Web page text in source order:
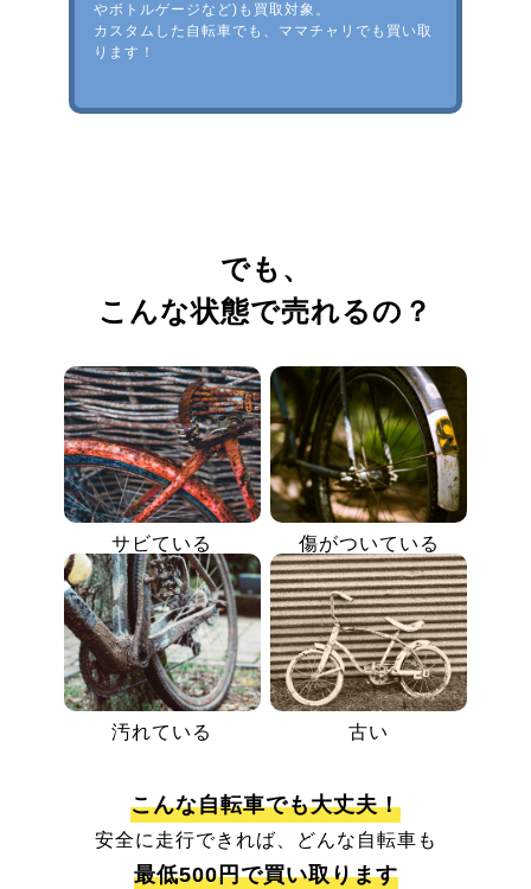
やボトルゲージなど)も買取対象。
カスタムした自転車でも、ママチャリでも買い取
ります！
でも、
こんな状態で売れるの？
サビている 傷がついている
汚れている 古い
こんな自転車でも大丈夫！
安全に走行できれば、どんな自転車も
最低500円で買い取ります